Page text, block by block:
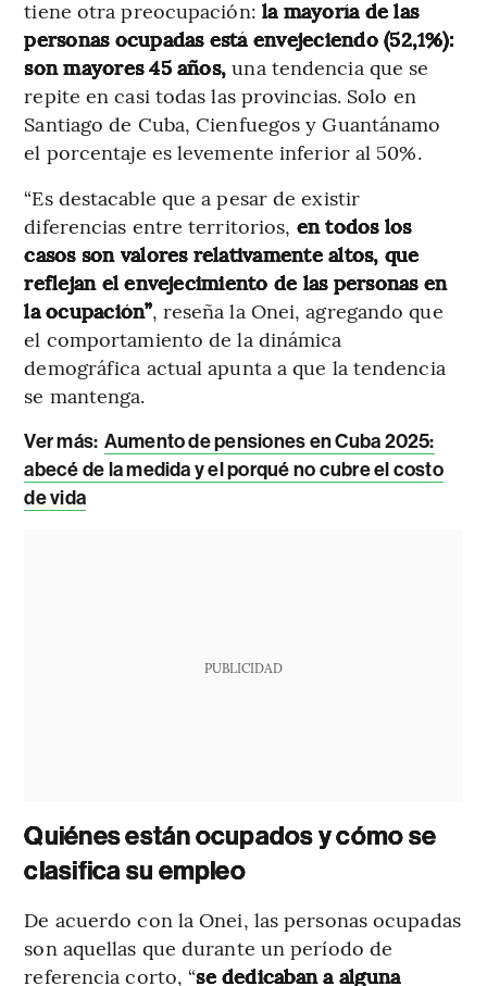
tiene otra preocupación: la mayoría de las
personas ocupadas está envejeciendo (52,1%):
son mayores 45 años, una tendencia que se
repite en casi todas las provincias. Solo en
Santiago de Cuba, Cienfuegos y Guantánamo
el porcentaje es levemente inferior al 50%.
“Es destacable que a pesar de existir
diferencias entre territorios, en todos los
casos son valores relativamente altos, que
reflejan el envejecimiento de las personas en
la ocupación”, reseña la Onei, agregando que
el comportamiento de la dinámica
demográfica actual apunta a que la tendencia
se mantenga.
Ver más: Aumento de pensiones en Cuba 2025:
abecé de la medida y el porqué no cubre el costo
de vida
PUBLICIDAD
Quiénes están ocupados y cómo se
clasifica su empleo
De acuerdo con la Onei, las personas ocupadas
son aquellas que durante un período de
referencia corto, “se dedicaban a alguna